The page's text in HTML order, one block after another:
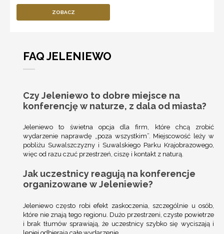
ZOBACZ
FAQ JELENIEWO
Czy Jeleniewo to dobre miejsce na
konferencję w naturze, z dala od miasta?
Jeleniewo to świetna opcja dla firm, które chcą zrobić
wydarzenie naprawdę „poza wszystkim”. Miejscowość leży w
pobliżu Suwalszczyzny i Suwalskiego Parku Krajobrazowego,
więc od razu czuć przestrzeń, ciszę i kontakt z naturą.
Jak uczestnicy reagują na konferencje
organizowane w Jeleniewie?
Jeleniewo często robi efekt zaskoczenia, szczególnie u osób,
które nie znają tego regionu. Dużo przestrzeni, czyste powietrze
i brak tłumów sprawiają, że uczestnicy szybko się wyciszają i